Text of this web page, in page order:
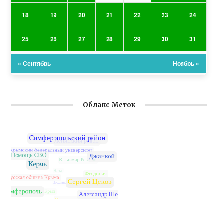
18 19 20 21 22 23 24
25 26 27 28 29 30 31
« Сентябрь Ноябрь »
Облако Меток